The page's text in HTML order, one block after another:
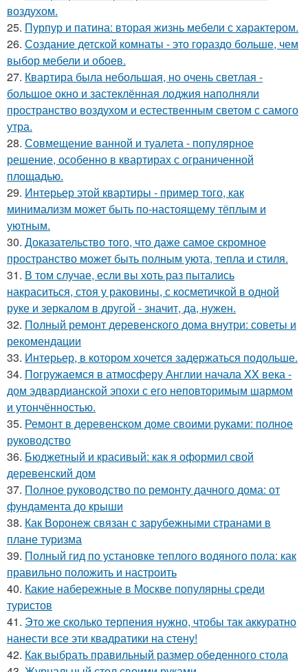
воздухом.
25. Пурпур и патина: вторая жизнь мебели с характером.
26. Создание детской комнаты - это гораздо больше, чем
выбор мебели и обоев.
27. Квартира была небольшая, но очень светлая -
большое окно и застеклённая лоджия наполняли
пространство воздухом и естественным светом с самого
утра.
28. Совмещение ванной и туалета - популярное
решение, особенно в квартирах с ограниченной
площадью.
29. Интерьер этой квартиры - пример того, как
минимализм может быть по-настоящему тёплым и
уютным.
30. Доказательство того, что даже самое скромное
пространство может быть полным уюта, тепла и стиля.
31. В том случае, если вы хоть раз пытались
накраситься, стоя у раковины, с косметичкой в одной
руке и зеркалом в другой - значит, да, нужен.
32. Полный ремонт деревенского дома внутри: советы и
рекомендации
33. Интерьер, в котором хочется задержаться подольше.
34. Погружаемся в атмосферу Англии начала XX века -
дом эдвардианской эпохи с его неповторимым шармом
и утончённостью.
35. Ремонт в деревенском доме своими руками: полное
руководство
36. Бюджетный и красивый: как я оформил свой
деревенский дом
37. Полное руководство по ремонту дачного дома: от
фундамента до крыши
38. Как Воронеж связан с зарубежными странами в
плане туризма
39. Полный гид по установке теплого водяного пола: как
правильно положить и настроить
40. Какие набережные в Москве популярны среди
туристов
41. Это же сколько терпения нужно, чтобы так аккуратно
нанести все эти квадратики на стену!
42. Как выбрать правильный размер обеденного стола